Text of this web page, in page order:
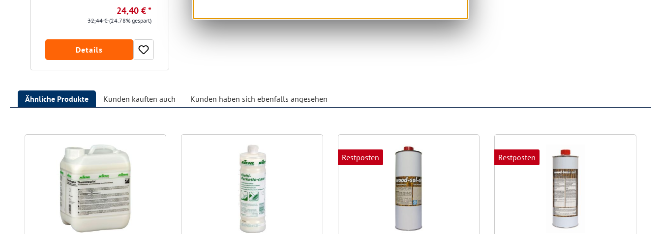
24,40 € *
32,44 €(24.78% gespart)
Details
Ähnliche Produkte Kunden kauften auch Kunden haben sich ebenfalls angesehen
Restposten Restposten